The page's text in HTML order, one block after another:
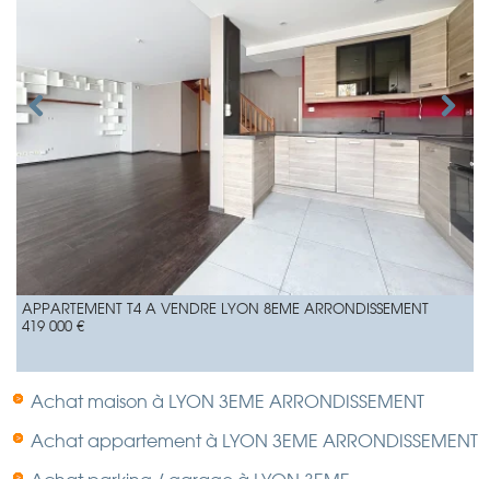
APPARTEMENT T4 A VENDRE LYON 8EME ARRONDISSEMENT
419 000 €
Achat maison à LYON 3EME ARRONDISSEMENT
Achat appartement à LYON 3EME ARRONDISSEMENT